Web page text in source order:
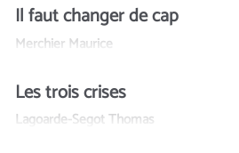
Il faut changer de cap
Merchier Maurice
Les trois crises
Lagoarde-Segot Thomas